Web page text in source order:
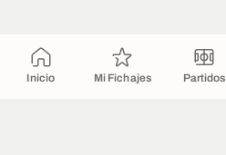
Inicio Mi Fichajes Partidos